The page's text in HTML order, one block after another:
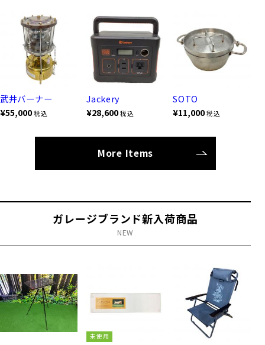
武井バーナー
¥55,000税込
Jackery
¥28,600税込
SOTO
¥11,000税込
More Items
ガレージブランド新入荷商品
NEW
未使用